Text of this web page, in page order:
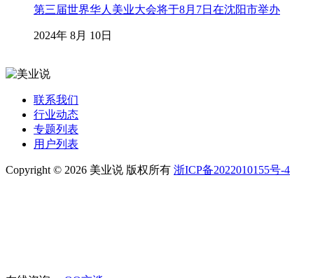
第三届世界华人美业大会将于8月7日在沈阳市举办
2024年 8月 10日
联系我们
行业动态
专题列表
用户列表
Copyright © 2026 美业说 版权所有 浙ICP备2022010155号-4